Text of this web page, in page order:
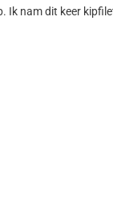
Ik nam dit keer